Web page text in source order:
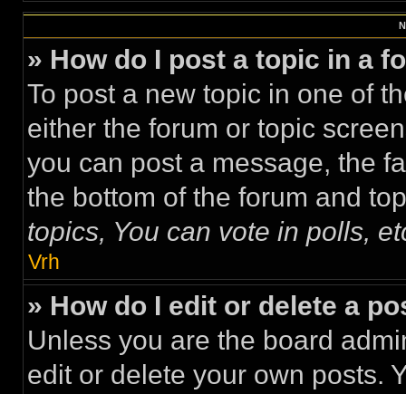
» How do I post a topic in a
To post a new topic in one of
either the forum or topic
you can post a message, the
the bottom of the forum and
topics, You can vote in polls,
Vrh
» How do I edit or delete a
Unless you are the board
edit or delete your own posts.